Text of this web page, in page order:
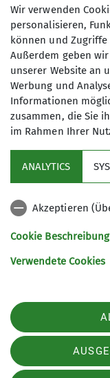
der
genutzt
meine
kann. *
Mit (*) markierte
sind Pflichtfelder
Sektion
Aktuelles
88400 Biberach
Telefon +4973513207575
Wir verwenden
personalisieren,
können und Zugriffe
Außerdem geben
unserer Website an
Werbung und
Informationen
zusammen, die Sie
im Rahmen Ihrer
ANALYTICS
Akzeptieren
Cookie Beschreibung
Verwendete Cookies